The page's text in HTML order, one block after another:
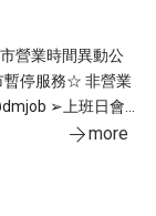
➢上班日會
more